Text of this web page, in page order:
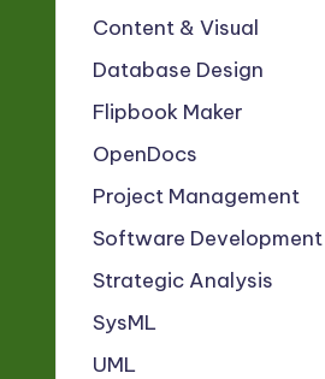
Content & Visual
Database Design
Flipbook Maker
OpenDocs
Project Management
Software Development
Strategic Analysis
SysML
UML